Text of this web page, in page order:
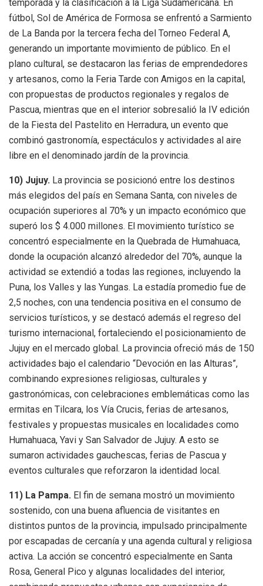
temporada y la clasificación a la Liga Sudamericana. En
fútbol, Sol de América de Formosa se enfrentó a Sarmiento
de La Banda por la tercera fecha del Torneo Federal A,
generando un importante movimiento de público. En el
plano cultural, se destacaron las ferias de emprendedores
y artesanos, como la Feria Tarde con Amigos en la capital,
con propuestas de productos regionales y regalos de
Pascua, mientras que en el interior sobresalió la IV edición
de la Fiesta del Pastelito en Herradura, un evento que
combinó gastronomía, espectáculos y actividades al aire
libre en el denominado jardín de la provincia.
10) Jujuy. La provincia se posicionó entre los destinos
más elegidos del país en Semana Santa, con niveles de
ocupación superiores al 70% y un impacto económico que
superó los $ 4.000 millones. El movimiento turístico se
concentró especialmente en la Quebrada de Humahuaca,
donde la ocupación alcanzó alrededor del 70%, aunque la
actividad se extendió a todas las regiones, incluyendo la
Puna, los Valles y las Yungas. La estadía promedio fue de
2,5 noches, con una tendencia positiva en el consumo de
servicios turísticos, y se destacó además el regreso del
turismo internacional, fortaleciendo el posicionamiento de
Jujuy en el mercado global. La provincia ofreció más de 150
actividades bajo el calendario “Devoción en las Alturas”,
combinando expresiones religiosas, culturales y
gastronómicas, con celebraciones emblemáticas como las
ermitas en Tilcara, los Vía Crucis, ferias de artesanos,
festivales y propuestas musicales en localidades como
Humahuaca, Yavi y San Salvador de Jujuy. A esto se
sumaron actividades gauchescas, ferias de Pascua y
eventos culturales que reforzaron la identidad local.
11) La Pampa. El fin de semana mostró un movimiento
sostenido, con una buena afluencia de visitantes en
distintos puntos de la provincia, impulsado principalmente
por escapadas de cercanía y una agenda cultural y religiosa
activa. La acción se concentró especialmente en Santa
Rosa, General Pico y algunas localidades del interior,